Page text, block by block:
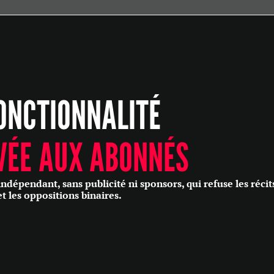
SANTÉ
PHILOSOPHIE
CULTURE
SOCIÉTÉ
AUX ABONNÉS
sans publicité ni sponsors, qui refuse les
les oppositions binaires.